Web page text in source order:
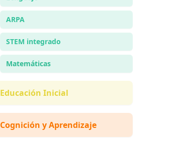
ARPA
STEM integrado
Matemáticas
Educación Inicial
Cognición y Aprendizaje